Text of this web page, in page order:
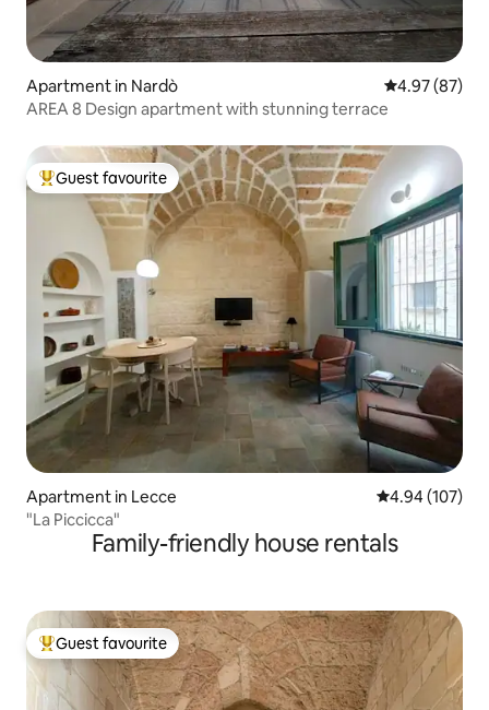
Apartment in Nardò 4.97 out of 5
4.97 (87)
AREA 8 Design apartment with stunning terrace
Top guest favourite
Guest favourite
Apartment in Lecce 4.94 out of 5
4.94 (107)
"La Piccicca"
Family-friendly house rentals
Top guest favourite
Guest favourite